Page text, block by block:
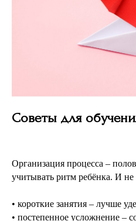
Советы для
Организация процесса –
учитывать ритм ребёнка. И не
• короткие занятия – лучше
• постепенное усложнение –